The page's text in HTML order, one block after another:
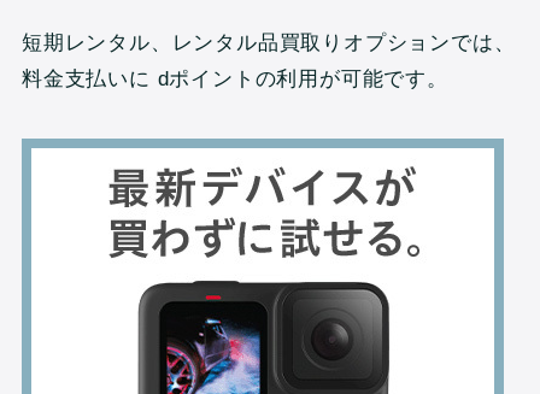
短期レンタル、レンタル品買取りオプションでは、
料金支払いに dポイントの利用が可能です。